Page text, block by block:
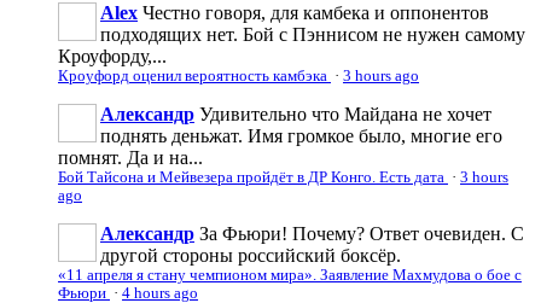
Аlеx Честно говоря, для камбека и оппонентов
подходящих нет. Бой с Пэннисом не нужен самому
Кроуфорду,...
Кроуфорд оценил вероятность камбэка · 3 hours ago
Александр Удивительно что Майдана не хочет
поднять деньжат. Имя громкое было, многие его
помнят. Да и на...
Бой Тайсона и Мейвезера пройдёт в ДР Конго. Есть дата · 3 hours
ago
Александр За Фьюри! Почему? Ответ очевиден. С
другой стороны российский боксёр.
«11 апреля я стану чемпионом мира». Заявление Махмудова о бое с
Фьюри · 4 hours ago